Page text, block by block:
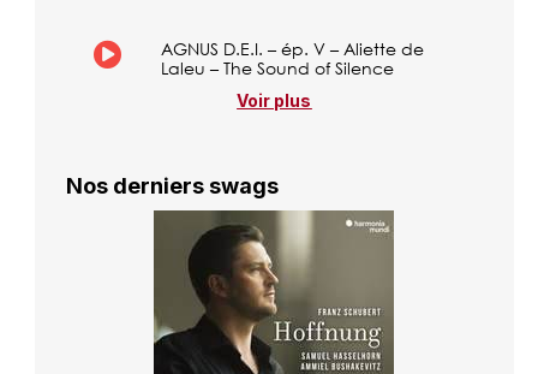
AGNUS D.E.I. – ép. V – Aliette de
Laleu – The Sound of Silence
Voir plus
Nos derniers swags